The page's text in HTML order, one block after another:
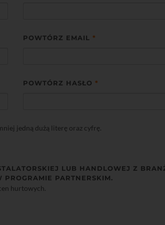
POWTÓRZ EMAIL *
POWTÓRZ HASŁO *
jedną dużą literę oraz cyfrę.
LUB HANDLOWEJ Z
PARTNERSKIM.
hurtowych.